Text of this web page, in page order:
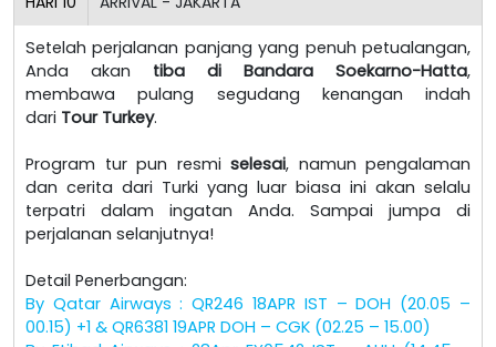
Setelah perjalanan panjang yang penuh petualangan,
Anda akan tiba di Bandara Soekarno-Hatta,
membawa pulang segudang kenangan indah
dari Tour Turkey.
Program tur pun resmi selesai, namun pengalaman
dan cerita dari Turki yang luar biasa ini akan selalu
terpatri dalam ingatan Anda. Sampai jumpa di
perjalanan selanjutnya!
Detail Penerbangan:
By Qatar Airways : QR246 18APR IST – DOH (20.05 –
00.15) +1 & QR6381 19APR DOH – CGK (02.25 – 15.00)